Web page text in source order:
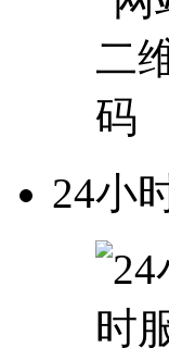
24小